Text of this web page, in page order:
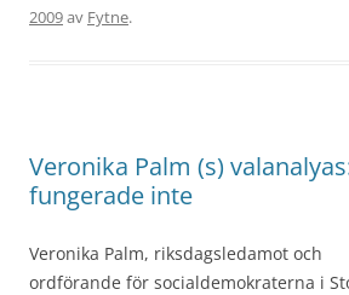
2009av Fytne.
Veronika Palm (s)
fungerade inte
Veronika Palm, riksdagsledamot och
ordförande för socialdemokraterna i